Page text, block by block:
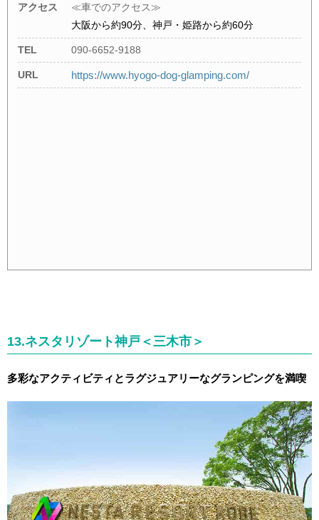
アクセス
≪車でのアクセス≫
大阪から約90分、神戸・姫路から約60分
TEL 090-6652-9188
URL https://www.hyogo-dog-glamping.com/
13.ネスタリゾート神戸＜三木市＞
多彩なアクティビティとラグジュアリーなグランピングを満喫